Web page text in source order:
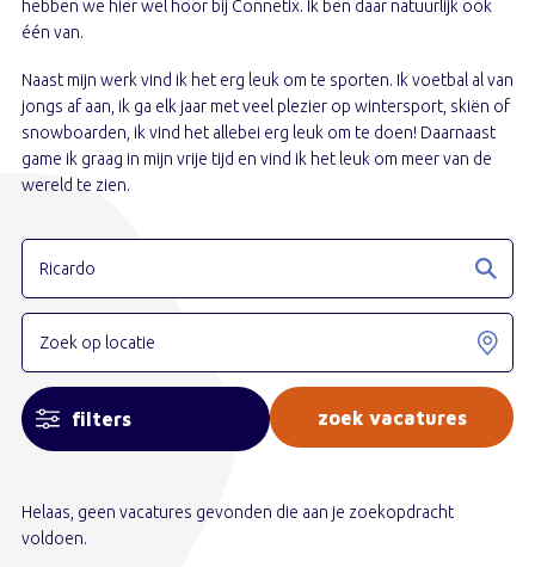
hebben we hier wel hoor bij Connetix. Ik ben daar natuurlijk ook
één van.
Naast mijn werk vind ik het erg leuk om te sporten. Ik voetbal al van
jongs af aan, ik ga elk jaar met veel plezier op wintersport, skiën of
snowboarden, ik vind het allebei erg leuk om te doen! Daarnaast
game ik graag in mijn vrije tijd en vind ik het leuk om meer van de
wereld te zien.
filters
Helaas, geen vacatures gevonden die aan je zoekopdracht
voldoen.